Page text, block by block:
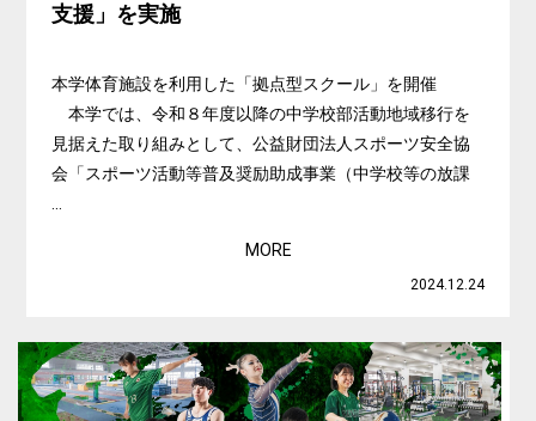
支援」を実施
本学体育施設を利用した「拠点型スクール」を開催
本学では、令和８年度以降の中学校部活動地域移行を
見据えた取り組みとして、公益財団法人スポーツ安全協
会「スポーツ活動等普及奨励助成事業（中学校等の放課
...
MORE
2024.12.24